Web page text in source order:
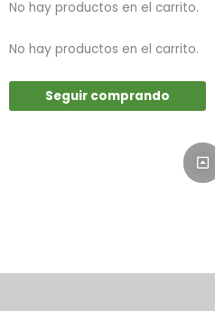
No hay productos en el carrito.
No hay productos en el carrito.
Seguir comprando